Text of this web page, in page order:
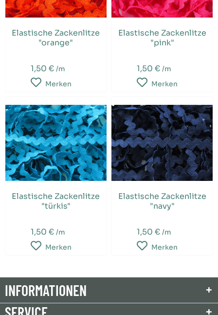
Elastische Zackenlitze
"orange"
1,50 € /m
Merken
Elastische Zackenlitze
"pink"
1,50 €/m
Merken
Elastische Zackenlitze
"türkis"
1,50 € /m
Merken
Elastische Zackenlitze
"navy"
1,50 €/m
Merken
INFORMATIONEN